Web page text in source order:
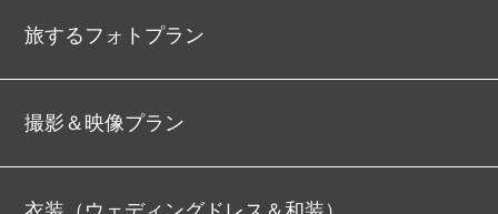
旅するフォトプラン
撮影＆映像プラン